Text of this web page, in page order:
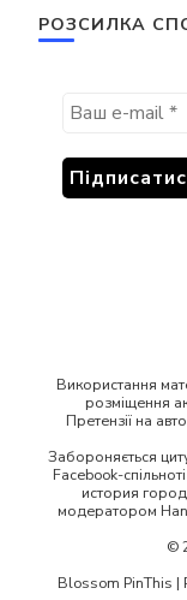
РОЗСИЛКА
Використання
розміщення
Претензії на
Забороняється
Facebook-
история
модератором
©
Blossom PinThis |